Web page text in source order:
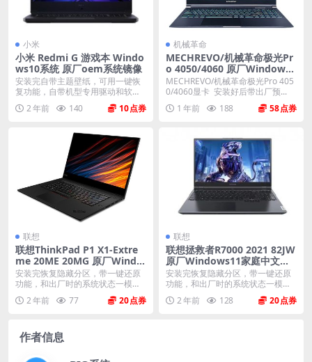
小米
小米 Redmi G 游戏本 Windo
ws10系统 原厂oem系统镜像
安装完自带主题壁纸，可用一键恢
复功能，自带机型专用驱动和软
件，将电脑恢复到出厂时...
2 年前 140 10
机械革命
MECHREVO/机械革命极光Pr
o 4050/4060 原厂Windows
11 22H2 恢复系统镜像下载
MECHREVO/机械革命极光Pro 405
0/4060显卡 安装好后带出厂预...
1 年前
188 58
联想
联想ThinkPad P1 X1-Extre
me 20ME 20MG 原厂Windo
ws10家庭版 oem系统镜像下
载
安装完恢复隐藏分区，带一键还原
功能，和出厂时的系统状态一模一
样。 机型(MTM)...
2 年前 77 20
联想
联想拯救者R7000 2021 82JW
原厂Windows11家庭中文版
恢复镜像 原厂oem系统
安装完恢复隐藏分区，带一键还原
功能，和出厂时的系统状态一模一
样。 机型(MTM)...
2 年前 128 20
作者信息